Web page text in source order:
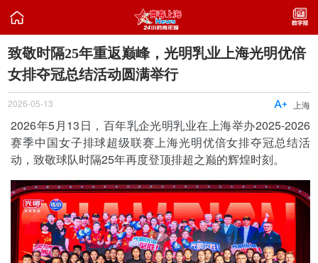

致敬时隔25年重返巅峰，光明乳业上海光明优倍
女排夺冠总结活动圆满举行
2026-05-13 上海

2026年5月13日，百年乳企光明乳业在上海举办2025-2026
赛季中国女子排球超级联赛上海光明优倍女排夺冠总结活
动，致敬球队时隔25年再度登顶排超之巅的辉煌时刻。